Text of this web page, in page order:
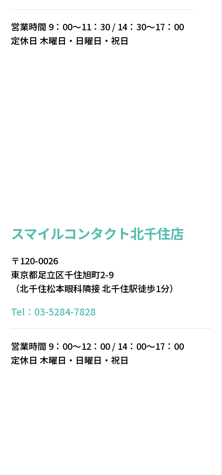
営業時間 9：00〜11：30 / 14：30〜17：00
定休⽇ 木曜日・⽇曜⽇・祝⽇
スマイルコンタクト北千住店
〒120-0026
東京都足立区千住旭町2-9
（北千住松本眼科隣接 北千住駅徒歩1分）
Tel：03-5284-7828
営業時間 9：00～12：00 / 14：00～17：00
定休⽇ 木曜日・⽇曜⽇・祝⽇